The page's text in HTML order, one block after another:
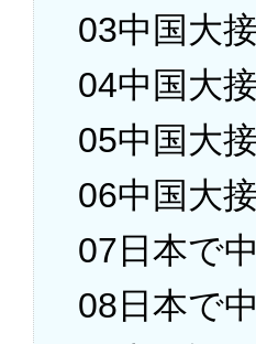
03中国大
04中国大
05中国大
06中国大
07日本で
08日本で